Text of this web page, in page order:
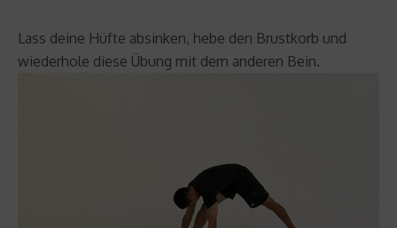
Lass deine Hüfte absinken, hebe den Brustkorb und
wiederhole diese Übung mit dem anderen Bein.